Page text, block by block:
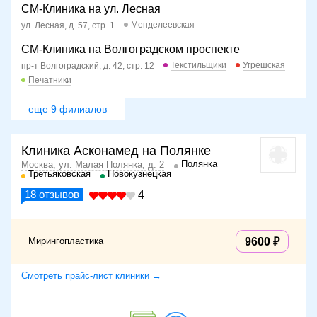
Следующим шагом становится введение в костно-
хрящевой канал наружного уха специального микроскопа.
Все хирургические манипуляции будут осуществляться с
помощью этого прибора.
При помощи хирургических инструментов врач
восстановление. В ходе операции используются
В конце процедуры в отверстие уха устанавливают
тампон, смоченный антисептическими препаратами.
удостоверится, что операция прошла успешно.
препаратов, поскольку пациент испытывает дискомфорт и
В период реабилитации следует исключить резкие
СМ-Клиника на ул. Лесная
ул. Лесная, д. 57, стр. 1 Менделеевская
СМ-Клиника на Волгоградском проспекте
пр-т Волгоградский, д. 42, стр. 12 Текстильщики
Угрешская
Печатники
еще 9 филиалов
Клиника Асконамед на Полянке
Москва, ул. Малая Полянка, д. 2
Полянка
Третьяковская
Новокузнецкая
18 отзывов 4
Мирингопластика 9600
Смотреть прайс-лист клиники →